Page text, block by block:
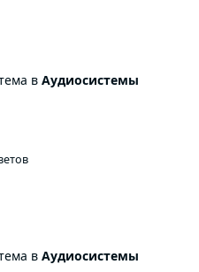
Всё остальное,
войны. Даже в
Но это всё не
в Аудиосистемы
в Аудиосистемы